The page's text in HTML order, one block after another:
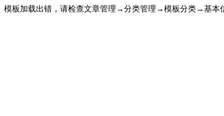
模板加载出错，请检查文章管理→分类管理→模板分类→基本